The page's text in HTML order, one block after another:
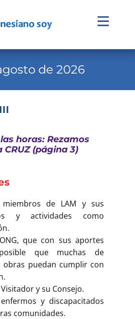
de 2026
horas: Rezamos
(página 3)
de LAM y sus
y actividades como
que con sus aportes
que muchas de
obras puedan cumplir con
y su Consejo.
y discapacitados
comunidades.